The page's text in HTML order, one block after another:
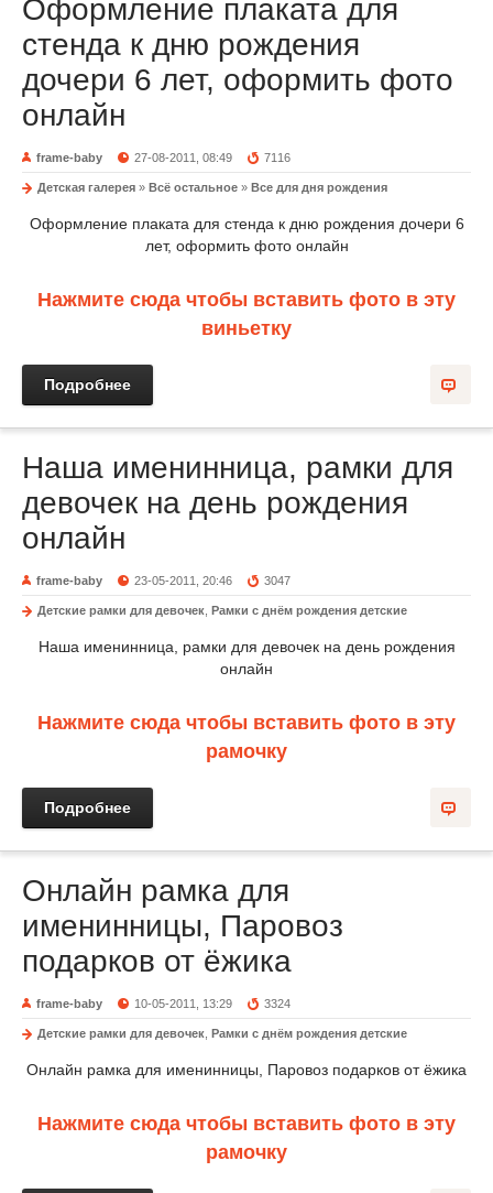
Оформление плаката для
стенда к дню рождения
дочери 6 лет, оформить фото
онлайн
frame-baby 27-08-2011, 08:49 7116
Детская галерея » Всё остальное » Все для дня рождения
Оформление плаката для стенда к дню рождения дочери 6
лет, оформить фото онлайн
Нажмите сюда чтобы вставить фото в эту
виньетку
Подробнее
Наша именинница, рамки для
девочек на день рождения
онлайн
frame-baby 23-05-2011, 20:46 3047
Детские рамки для девочек Рамки с днём рождения детские
Наша именинница, рамки для девочек на день рождения
онлайн
Нажмите сюда чтобы вставить фото в эту
рамочку
Подробнее
Онлайн рамка для
именинницы, Паровоз
подарков от ёжика
frame-baby 10-05-2011, 13:29 3324
Детские рамки для девочек Рамки с днём рождения детские
Онлайн рамка для именинницы, Паровоз подарков от ёжика
Нажмите сюда чтобы вставить фото в эту
рамочку